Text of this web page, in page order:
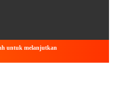
untuk melanjutkan